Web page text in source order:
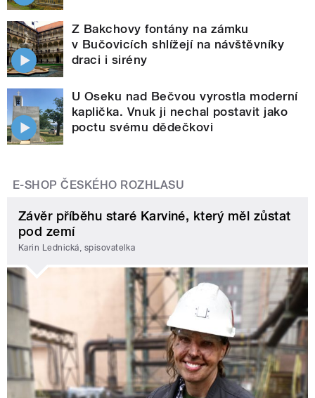
Z Bakchovy fontány na zámku
v Bučovicích shlížejí na návštěvníky
draci i sirény
U Oseku nad Bečvou vyrostla moderní
kaplička. Vnuk ji nechal postavit jako
poctu svému dědečkovi
E-SHOP ČESKÉHO ROZHLASU
Závěr příběhu staré Karviné, který měl zůstat
pod zemí
Karin Lednická, spisovatelka